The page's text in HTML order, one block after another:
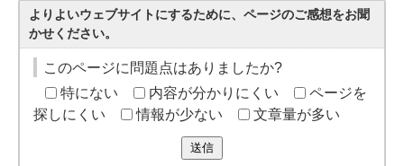
よりよいウェブサイトにするために、ページのご感想をお聞
かせください。
このページに問題点はありましたか?
特にない
内容が分かりにくい
ページを
探しにくい
情報が少ない 文章量が多い
送信